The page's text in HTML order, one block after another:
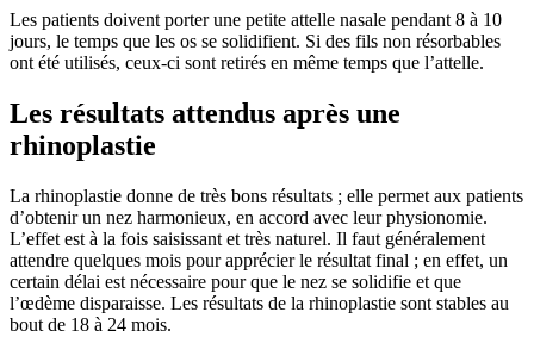
Les patients doivent porter une petite attelle nasale pendant 8 à 10
jours, le temps que les os se solidifient. Si des fils non résorbables
ont été utilisés, ceux-ci sont retirés en même temps que l’attelle.
Les résultats attendus après une
rhinoplastie
La rhinoplastie donne de très bons résultats ; elle permet aux patients
d’obtenir un nez harmonieux, en accord avec leur physionomie.
L’effet est à la fois saisissant et très naturel. Il faut généralement
attendre quelques mois pour apprécier le résultat final ; en effet, un
certain délai est nécessaire pour que le nez se solidifie et que
l’œdème disparaisse. Les résultats de la rhinoplastie sont stables au
bout de 18 à 24 mois.